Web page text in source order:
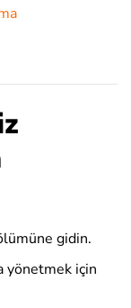
gidin.
yönetmek için